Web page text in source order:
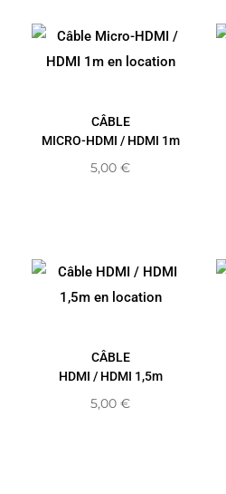
CÂBLE
MICRO-HDMI / HDMI 1m
5,00 €
CÂBLE
HDMI / HDMI 1,5m
5,00 €